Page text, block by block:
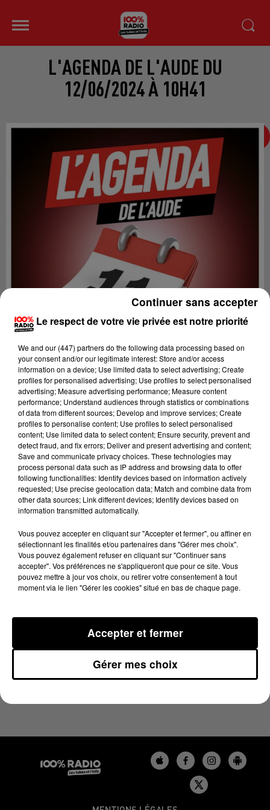
L'AGENDA DE L'AUDE DU
12/06/2024 À 10H41
Lecture (1 min 15 sec)
100%
12 juin 2024 - 1 min 15 sec
L'AGENDA DE L'AUDE DU 12/06/2024 À 10H41
Le respect de votre vie privée est notre priorité
We and our (447) partnersdo the following data processing based on
your consent and/or our legitimate interest: Store and/or access
information on a device; Use limited data to select advertising; Create
profiles for personalised advertising; Use profiles to select personalised
advertising; Measure advertising performance; Measure content
performance; Understand audiences through statistics or combinations
of data from different sources; Develop and improve services; Create
profiles to personalise content; Use profiles to select personalised
content; Use limited data to select content; Ensure security, prevent and
detect fraud, and fix errors; Deliver and present advertising and content;
Save and communicate privacy choices. These technologies may
process personal data such as IP address and browsing data to offer
following functionalities: Identify devices based on information actively
requested; Use precise geolocation data; Match and combine data from
other data sources; Link different devices; Identify devices based on
information transmitted automatically.
Vous pouvez accepter en cliquant sur "Accepter et fermer", ou affiner en
sélectionnant les finalités et/ou partenaires dans "Gérer mes choix".
Vous pouvez également refuser en cliquant sur "Continuer sans
accepter". Vos préférences ne s'appliqueront que pour ce site. Vous
pouvez mettre à jour vos choix, ou retirer votre consentement à tout
moment via le lien "Gérer les cookies" situé en bas de chaque page.
Gérer mes choix
Accepter et fermer
Continuer sans accepter